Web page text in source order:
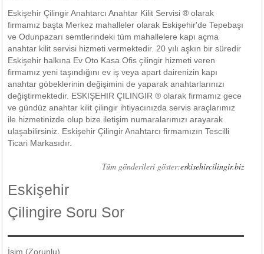
Eskişehir Çilingir Anahtarcı Anahtar Kilit Servisi ® olarak
firmamız başta Merkez mahalleler olarak Eskişehir'de Tepebaşı
ve Odunpazarı semtlerindeki tüm mahallelere kapı açma
anahtar kilit servisi hizmeti vermektedir. 20 yılı aşkın bir süredir
Eskişehir halkına Ev Oto Kasa Ofis çilingir hizmeti veren
firmamız yeni taşındığını ev iş veya apart dairenizin kapı
anahtar göbeklerinin değişimini de yaparak anahtarlarınızı
değiştirmektedir. ESKIŞEHIR ÇILINGIR ® olarak firmamız gece
ve gündüz anahtar kilit çilingir ihtiyacınızda servis araçlarımız
ile hizmetinizde olup bize iletişim numaralarımızı arayarak
ulaşabilirsiniz. Eskişehir Çilingir Anahtarcı firmamızın Tescilli
Ticari Markasıdır.
Tüm gönderileri göster:eskisehircilingir.biz
Eskişehir
Çilingire Soru Sor
İsim (Zorunlu)